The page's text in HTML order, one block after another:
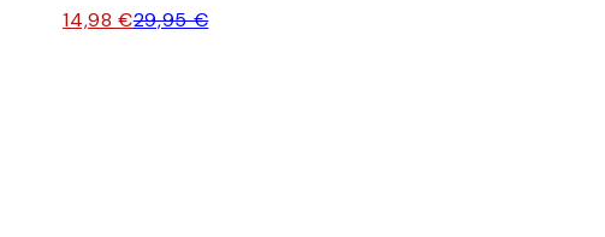
14,98 €29,95 €